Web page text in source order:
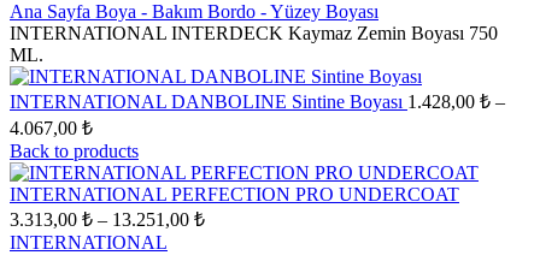
Ana Sayfa Boya - Bakım Bordo - Yüzey Boyası
INTERNATIONAL INTERDECK Kaymaz Zemin Boyası 750
ML.
INTERNATIONAL DANBOLINE Sintine Boyası 1.428,00 ₺ –
4.067,00 ₺Fiyat
aralığı:
1.428,00 ₺
-
4.067,00 ₺
Back to products
INTERNATIONAL PERFECTION PRO UNDERCOAT
3.313,00 ₺ – 13.251,00 ₺Fiyat
INTERNATIONAL